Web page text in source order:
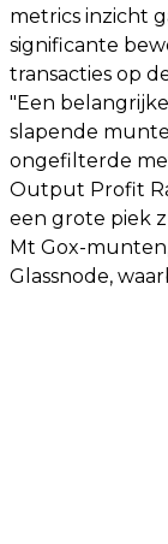
metrics inzicht
significante
transacties op
"Een
slapende
ongefilterde
Output Profit
een grote piek
Mt Gox-
Glassnode,